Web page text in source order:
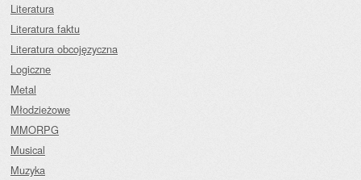
Literatura
Literatura faktu
Literatura obcojęzyczna
Logiczne
Metal
Młodzieżowe
MMORPG
Musical
Muzyka